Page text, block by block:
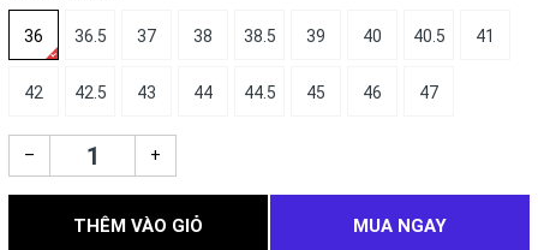
36 36.5 37 38 38.5 39 40 40.5 41
42 42.5 43 44 44.5 45 46 47
– +
THÊM VÀO GIỎ MUA NGAY